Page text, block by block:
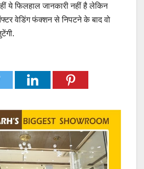
ये फिलहाल जानकारी नहीं है लेकिन
वेडिंग फंक्शन से निपटने के बाद वो